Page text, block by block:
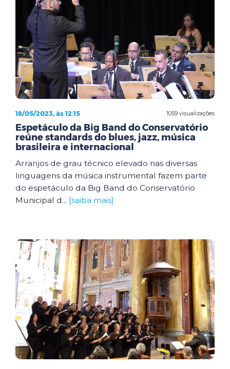
1059 visualizações
18/05/2023, às 12:15
Espetáculo da Big Band do Conservatório
reúne standards do blues, jazz, música
brasileira e internacional
Arranjos de grau técnico elevado nas diversas
linguagens da música instrumental fazem parte
do espetáculo da Big Band do Conservatório
Municipal d... [saiba mais]